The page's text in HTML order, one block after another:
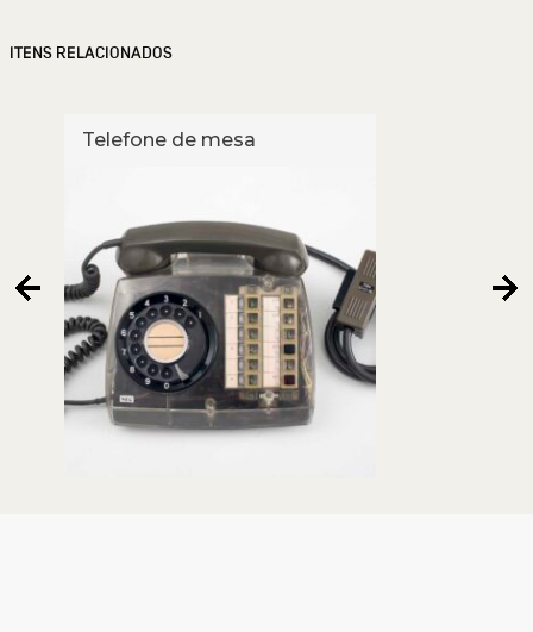
ITENS RELACIONADOS
Telefone de mesa